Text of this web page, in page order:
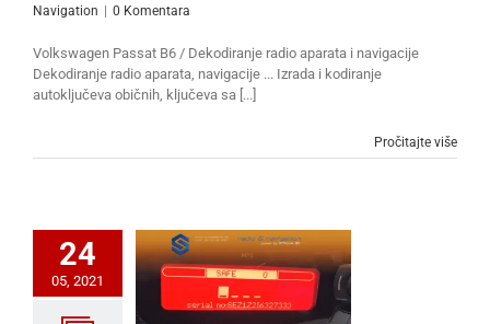
Navigation | 0 Komentara
Volkswagen Passat B6 / Dekodiranje radio aparata i navigacije
Dekodiranje radio aparata, navigacije ... Izrada i kodiranje
autoključeva običnih, ključeva sa [...]
Pročitajte više
24
05, 2021
Navigation